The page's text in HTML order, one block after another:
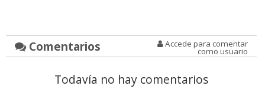
Comentarios Accede para comentar
como usuario
Todavía no hay comentarios